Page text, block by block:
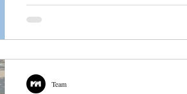
Team